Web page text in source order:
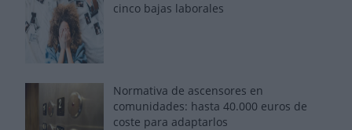
cinco bajas laborales
Normativa de ascensores en
comunidades: hasta 40.000 euros de
coste para adaptarlos